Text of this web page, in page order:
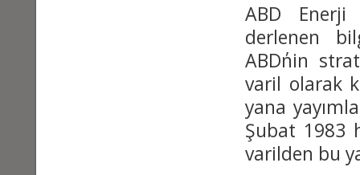
ABD Enerji
derlenen
ABD΄nin
varil olarak
yana
Şubat 1983
varilden bu